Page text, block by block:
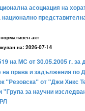
асоциация на
нормативен акт
на: 2026-07-14
на МС от 30.05.2005 г. за
права и задължения по
"Резовска" от "Джи Хикс
за научни